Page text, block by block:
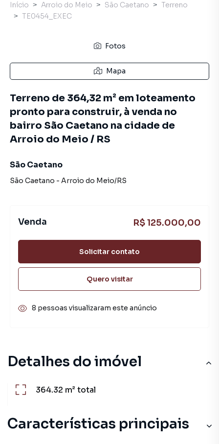
Detalhes do imóvel
364.32 m²total
Características principais
Início Arroio do Meio São Caetano
Terreno
TE0454_EXEC
Fotos
Mapa
Terreno de 364,32 m² em loteamento
pronto para construir, à venda no
bairro São Caetano na cidade de
Arroio do Meio / RS
São Caetano
São Caetano - Arroio do Meio/RS
Venda R$ 125.000,00
Solicitar contato
Quero visitar
8 pessoas visualizaram este anúncio